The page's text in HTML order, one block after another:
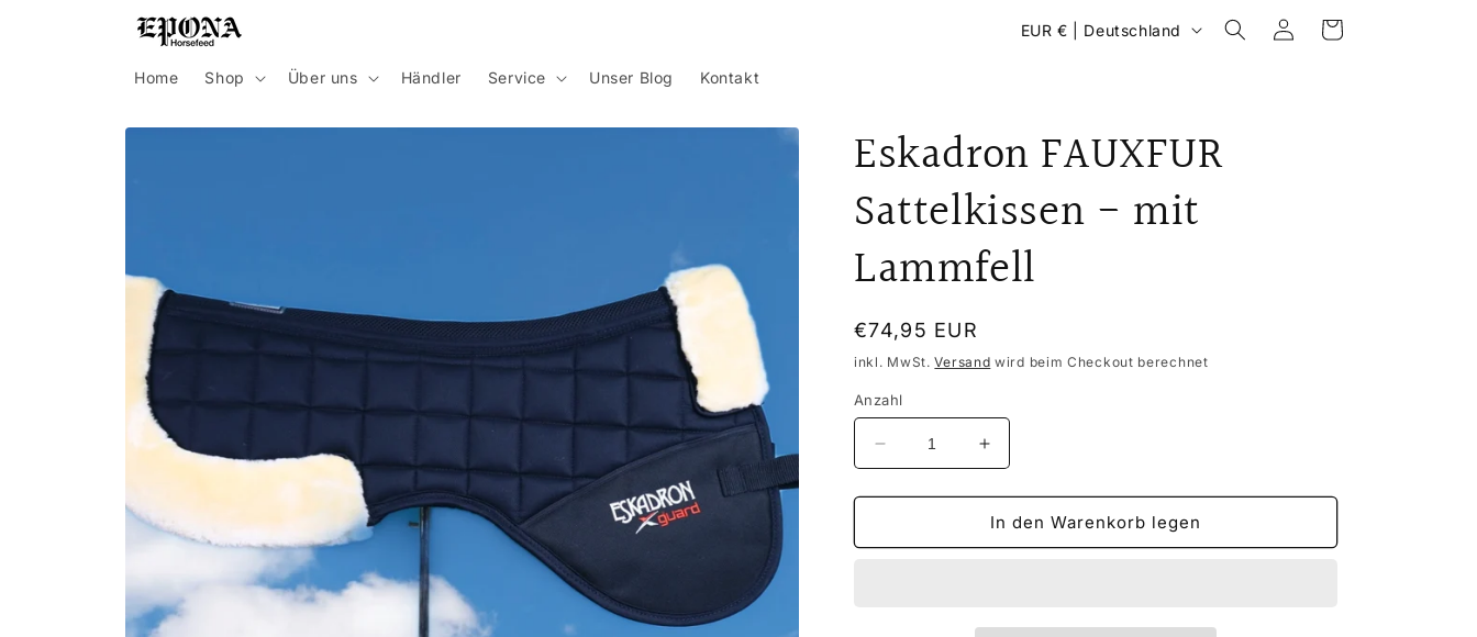
Home Shop Über uns Händler Service Unser Blog Kontakt
/
R
e
g
i
n
EUR € | Deutschland EinloggenWarenkorb
Eskadron FAUXFUR
Sattelkissen - mit
Lammfell
Normaler
Preis
€74,95 EUR
inkl. MwSt.Versand wird beim Checkout berechnet
Anzahl
Verringere
die
Menge
Eskadron
Erhöhe
die
Menge
für
Eskadron
In den Warenkorb legen